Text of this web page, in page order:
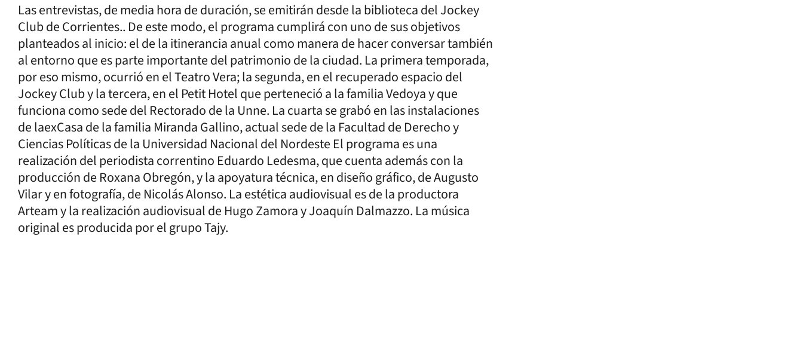
Las entrevistas, de media hora de duración, se emitirán desde la biblioteca del Jockey
Club de Corrientes.. De este modo, el programa cumplirá con uno de sus objetivos
planteados al inicio: el de la itinerancia anual como manera de hacer conversar también
al entorno que es parte importante del patrimonio de la ciudad. La primera temporada,
por eso mismo, ocurrió en el Teatro Vera; la segunda, en el recuperado espacio del
Jockey Club y la tercera, en el Petit Hotel que perteneció a la familia Vedoya y que
funciona como sede del Rectorado de la Unne. La cuarta se grabó en las instalaciones
de laexCasa de la familia Miranda Gallino, actual sede de la Facultad de Derecho y
Ciencias Políticas de la Universidad Nacional del Nordeste El programa es una
realización del periodista correntino Eduardo Ledesma, que cuenta además con la
producción de Roxana Obregón, y la apoyatura técnica, en diseño gráfico, de Augusto
Vilar y en fotografía, de Nicolás Alonso. La estética audiovisual es de la productora
Arteam y la realización audiovisual de Hugo Zamora y Joaquín Dalmazzo. La música
original es producida por el grupo Tajy.